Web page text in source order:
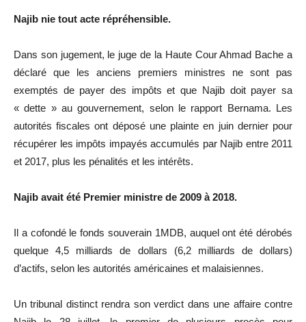
Najib nie tout acte répréhensible.
Dans son jugement, le juge de la Haute Cour Ahmad Bache a
déclaré que les anciens premiers ministres ne sont pas
exemptés de payer des impôts et que Najib doit payer sa
« dette » au gouvernement, selon le rapport Bernama. Les
autorités fiscales ont déposé une plainte en juin dernier pour
récupérer les impôts impayés accumulés par Najib entre 2011
et 2017, plus les pénalités et les intérêts.
Najib avait été Premier ministre de 2009 à 2018.
Il a cofondé le fonds souverain 1MDB, auquel ont été dérobés
quelque 4,5 milliards de dollars (6,2 milliards de dollars)
d’actifs, selon les autorités américaines et malaisiennes.
Un tribunal distinct rendra son verdict dans une affaire contre